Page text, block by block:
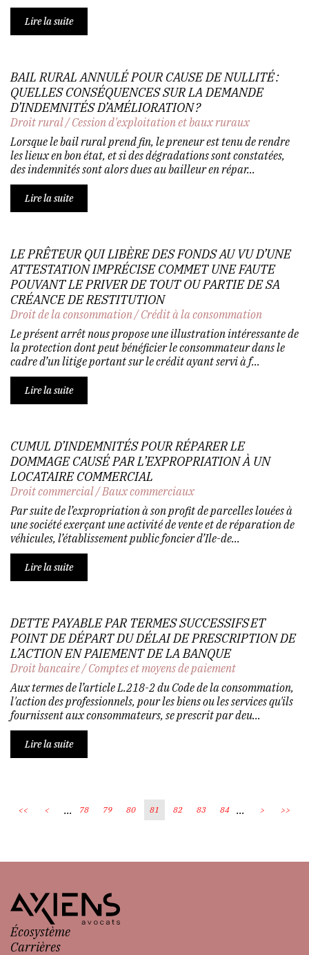
Lire la suite
BAIL RURAL ANNULÉ POUR CAUSE DE NULLITÉ :
QUELLES CONSÉQUENCES SUR LA DEMANDE
D’INDEMNITÉS D’AMÉLIORATION ?
Droit rural/Cession d'exploitation et baux ruraux
Lorsque le bail rural prend fin, le preneur est tenu de rendre
les lieux en bon état, et si des dégradations sont constatées,
des indemnités sont alors dues au bailleur en répar...
Lire la suite
LE PRÊTEUR QUI LIBÈRE DES FONDS AU VU D’UNE
ATTESTATION IMPRÉCISE COMMET UNE FAUTE
POUVANT LE PRIVER DE TOUT OU PARTIE DE SA
CRÉANCE DE RESTITUTION
Droit de la consommation/Crédit à la consommation
Le présent arrêt nous propose une illustration intéressante de
la protection dont peut bénéficier le consommateur dans le
cadre d’un litige portant sur le crédit ayant servi à f...
Lire la suite
CUMUL D’INDEMNITÉS POUR RÉPARER LE
DOMMAGE CAUSÉ PAR L’EXPROPRIATION À UN
LOCATAIRE COMMERCIAL
Droit commercial/Baux commerciaux
Par suite de l’expropriation à son profit de parcelles louées à
une société exerçant une activité de vente et de réparation de
véhicules, l’établissement public foncier d’Ile-de...
Lire la suite
DETTE PAYABLE PAR TERMES SUCCESSIFS ET
POINT DE DÉPART DU DÉLAI DE PRESCRIPTION DE
L’ACTION EN PAIEMENT DE LA BANQUE
Droit bancaire/Comptes et moyens de paiement
Aux termes de l’article L.218-2 du Code de la consommation,
l'action des professionnels, pour les biens ou les services qu'ils
fournissent aux consommateurs, se prescrit par deu...
Lire la suite
<< < ... 78 79 80 81 82 83 84 ... > >>
Écosystème
Carrières